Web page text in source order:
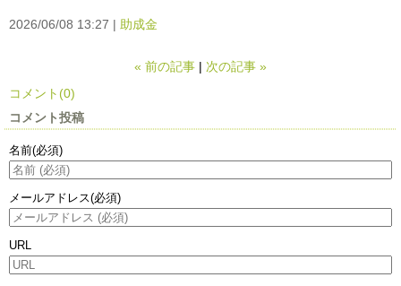
2026/06/08 13:27 助成金
« 前の記事 次の記事 »
コメント(0)
コメント投稿
名前(必須)
メールアドレス(必須)
URL